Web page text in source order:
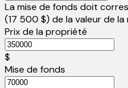
La mise de fonds doit
(17 500 $) de la valeur de la
Prix de la propriété
$
Mise de fonds